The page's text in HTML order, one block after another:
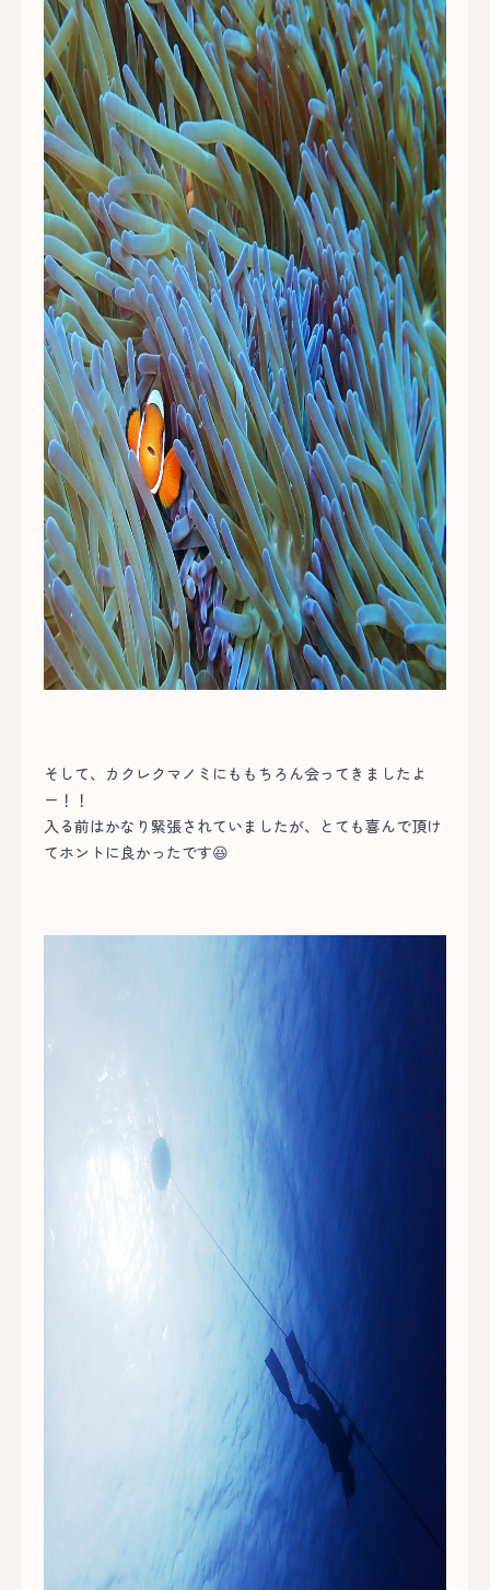
そして、カクレクマノミにももちろん会ってきましたよ
ー！！
入る前はかなり緊張されていましたが、とても喜んで頂け
てホントに良かったです😆